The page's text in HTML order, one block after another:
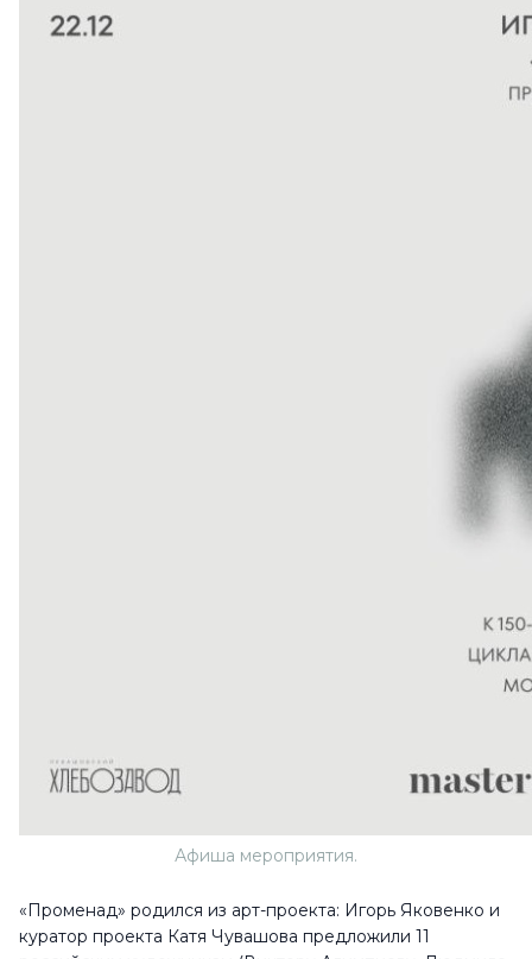
Афиша мероприятия.
«Променад» родился из арт-проекта: Игорь Яковенко и
куратор проекта Катя Чувашова предложили 11